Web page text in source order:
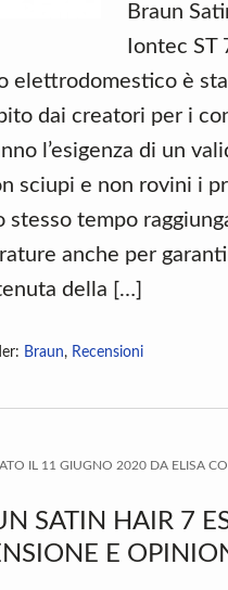
Braun
Iontec ST
elettrodomestico è
dai creatori per i
l’esigenza di un
sciupi e non rovini i
stesso tempo
anche per
della […]
Braun, Recensioni
IL 11 GIUGNO 2020 DA ELISA
SATIN HAIR 7
E